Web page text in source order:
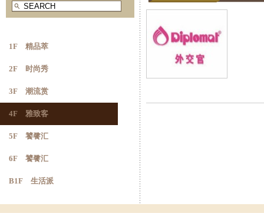
1F 精品萃
2F 时尚秀
3F 潮流赏
4F 雅致客
5F 饕餮汇
6F 饕餮汇
B1F 生活派